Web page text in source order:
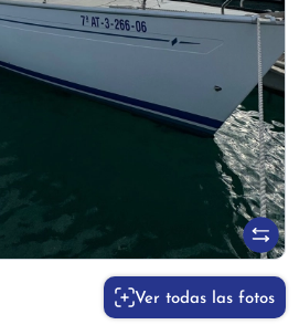
Ver todas las fotos